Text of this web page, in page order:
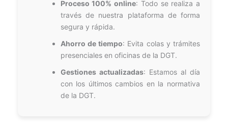
Proceso 100% online: Todo se realiza a
través de nuestra plataforma de forma
segura y rápida.
Ahorro de tiempo: Evita colas y trámites
presenciales en oficinas de la DGT.
Gestiones actualizadas: Estamos al día
con los últimos cambios en la normativa
de la DGT.